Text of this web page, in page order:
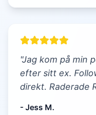
"Jag kom på min
efter sitt ex.
direkt. Raderade
- Jess M.